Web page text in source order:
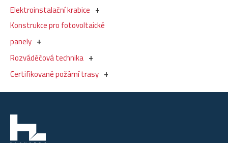
Elektroinstalační krabice
Konstrukce pro fotovoltaické
panely
Rozváděčová technika
Certifikované požární trasy